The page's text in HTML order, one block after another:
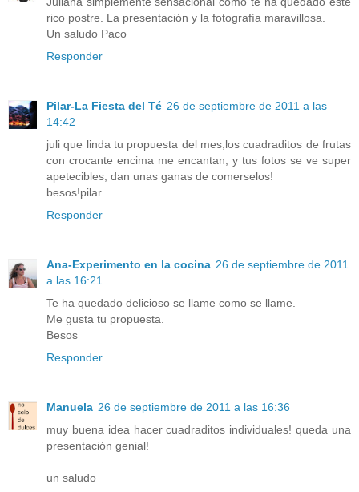
rico postre. La presentación y la fotografía maravillosa.
Un saludo Paco
Responder
Pilar-La Fiesta del Té 26 de septiembre de 2011 a las
14:42
juli que linda tu propuesta del mes,los cuadraditos de frutas
con crocante encima me encantan, y tus fotos se ve super
apetecibles, dan unas ganas de comerselos!
besos!pilar
Responder
Ana-Experimento en la cocina 26 de septiembre de 2011
a las 16:21
Te ha quedado delicioso se llame como se llame.
Me gusta tu propuesta.
Besos
Responder
Manuela 26 de septiembre de 2011 a las 16:36
muy buena idea hacer cuadraditos individuales! queda una
presentación genial!
un saludo